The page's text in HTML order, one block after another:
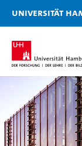
Universität